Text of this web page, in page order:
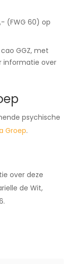
(FWG 60) op
GGZ, met
informatie over
psychische
Groep.
over deze
de Wit,